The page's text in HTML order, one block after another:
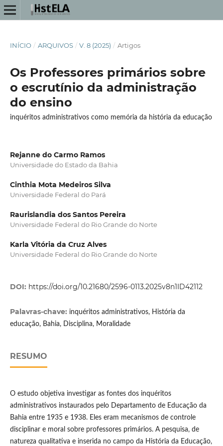
INÍCIO / ARQUIVOS / V. 8 (2025) / Artigos
Os Professores primários sobre
o escrutínio da administração
do ensino
inquéritos administrativos como memória da história da educação
Rejanne do Carmo Ramos
Universidade do Estado da Bahia
Cinthia Mota Medeiros Silva
Universidade Federal do Pará
Raurislandia dos Santos Pereira
Universidade Federal do Rio Grande do Norte
Karla Vitória da Cruz Alves
Universidade Federal do Rio Grande do Norte
DOI: https://doi.org/10.21680/2596-0113.2025v8n1ID42112
Palavras-chave: inquéritos administrativos, História da
educação, Bahia, Disciplina, Moralidade
RESUMO
O estudo objetiva investigar as fontes dos inquéritos
administrativos instaurados pelo Departamento de Educação da
Bahia entre 1935 e 1938. Eles eram mecanismos de controle
disciplinar e moral sobre professores primários. A pesquisa, de
natureza qualitativa e inserida no campo da História da Educação,